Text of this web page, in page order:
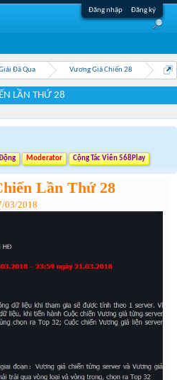
Đăng nhập Đăng ký
Đã Qua Vương Giả Chiến 28
LẦN THỨ 28
Moderator Cộng Tác Viên 568Play
Lần Thứ 28
03/2018